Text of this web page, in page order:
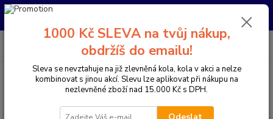
Pro nachystání kola / doplňků na prodejně si prosím zavolejte dopředu.
Menu
CZK
PO-PÁ 10:00-17:00 | SO: 9:00-12:00
1000 Kč SLEVA na tvůj nákup,
obdržíš do emailu!
Sleva se nevztahuje na již zlevněná kola, kola v akci a nelze
kombinovat s jinou akcí. Slevu lze aplikovat při nákupu na
nezlevněné zboží nad 15.000 Kč s DPH.
Odeslat